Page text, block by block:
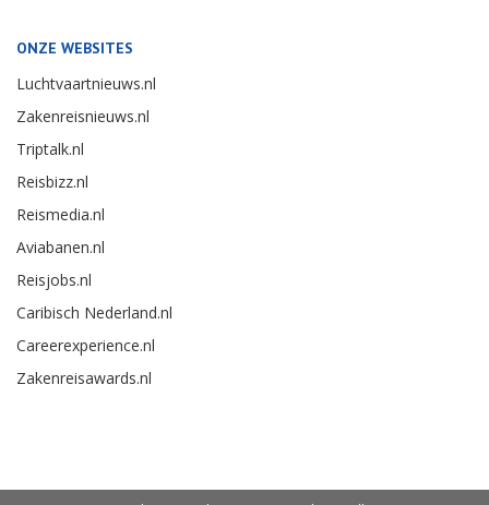
ONZE WEBSITES
Luchtvaartnieuws.nl
Zakenreisnieuws.nl
Triptalk.nl
Reisbizz.nl
Reismedia.nl
Aviabanen.nl
Reisjobs.nl
Caribisch Nederland.nl
Careerexperience.nl
Zakenreisawards.nl